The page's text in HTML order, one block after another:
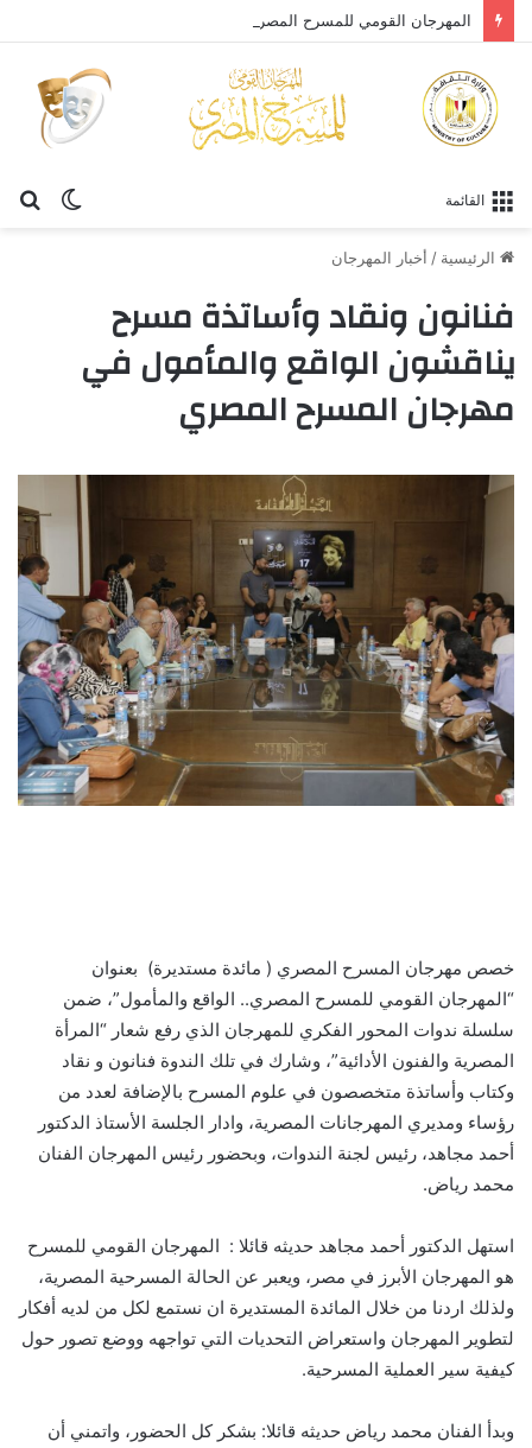
الوضع
القائمة
الرئيسية / أخبار المهرجان
فنانون ونقاد وأساتذة مسرح
يناقشون الواقع والمأمول في
مهرجان المسرح المصري
خصص مهرجان المسرح المصري ( مائدة مستديرة) بعنوان
“المهرجان القومي للمسرح المصري.. الواقع والمأمول”، ضمن
سلسلة ندوات المحور الفكري للمهرجان الذي رفع شعار “المرأة
المصرية والفنون الأدائية”، وشارك في تلك الندوة فنانون و نقاد
وكتاب وأساتذة متخصصون في علوم المسرح بالإضافة لعدد من
رؤساء ومديري المهرجانات المصرية، وادار الجلسة الأستاذ الدكتور
أحمد مجاهد، رئيس لجنة الندوات، وبحضور رئيس المهرجان الفنان
محمد رياض.
استهل الدكتور أحمد مجاهد حديثه قائلا : المهرجان القومي للمسرح
هو المهرجان الأبرز في مصر، ويعبر عن الحالة المسرحية المصرية،
ولذلك اردنا من خلال المائدة المستديرة ان نستمع لكل من لديه أفكار
لتطوير المهرجان واستعراض التحديات التي تواجهه ووضع تصور حول
كيفية سير العملية المسرحية.
وبدأ الفنان محمد رياض حديثه قائلا: بشكر كل الحضور، واتمني أن